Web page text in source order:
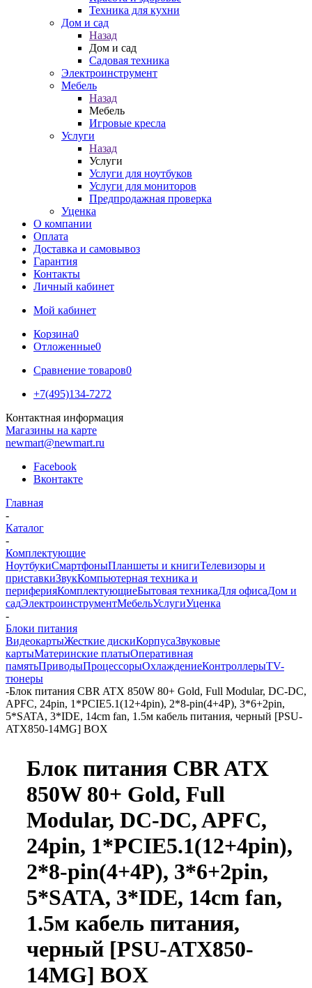
Техника для кухни
Дом и сад
Назад
Дом и сад
Садовая техника
Электроинструмент
Мебель
Назад
Мебель
Игровые кресла
Услуги
Назад
Услуги
Услуги для ноутбуков
Услуги для мониторов
Предпродажная проверка
Уценка
О компании
Оплата
Доставка и самовывоз
Гарантия
Контакты
Личный кабинет
Мой кабинет
Корзина0
Отложенные0
Сравнение товаров0
+7(495)134-7272
Контактная информация
Магазины на карте
newmart@newmart.ru
Facebook
Вконтакте
Главная
-
Каталог
-
Комплектующие
НоутбукиСмартфоныПланшеты и книгиТелевизоры и
приставкиЗвукКомпьютерная техника и
периферияКомплектующиеБытовая техникаДля офисаДом и
садЭлектроинструментМебельУслугиУценка
-
Блоки питания
ВидеокартыЖесткие дискиКорпусаЗвуковые
картыМатеринские платыОперативная
памятьПриводыПроцессорыОхлаждениеКонтроллерыTV-
тюнеры
-Блок питания CBR ATX 850W 80+ Gold, Full Modular, DC-DC,
APFC, 24pin, 1*PCIE5.1(12+4pin), 2*8-pin(4+4P), 3*6+2pin,
5*SATA, 3*IDE, 14cm fan, 1.5м кабель питания, черный [PSU-
ATX850-14MG] BOX
Блок питания CBR ATX
850W 80+ Gold, Full
Modular, DC-DC, APFC,
24pin, 1*PCIE5.1(12+4pin),
2*8-pin(4+4P), 3*6+2pin,
5*SATA, 3*IDE, 14cm fan,
1.5м кабель питания,
черный [PSU-ATX850-
14MG] BOX